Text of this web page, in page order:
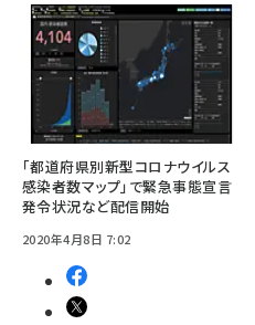
「都道府県別新型コロナウイルス
感染者数マップ」で緊急事態宣言
発令状況など配信開始
2020年4月8日 7:02